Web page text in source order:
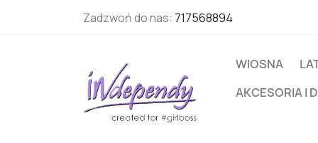
Zadzwoń do nas: 717568894
WIOSNA
AKCESORIA I